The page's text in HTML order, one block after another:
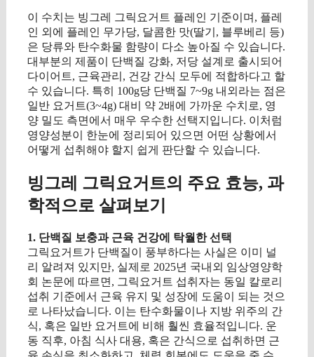
이 수치는 빙그레 그릭요거트 플레인 기준이며, 플레
인 외에 플레인 무가당, 달콤한 맛(딸기, 블루베리 등)
은 당류와 탄수화물 함량이 다소 높아질 수 있습니다.
대부분의 제품이 단백질 강화, 저당 설계로 출시되어
다이어트, 근육관리, 건강 간식 모두에 적합하다고 할
수 있습니다. 특히 100g당 단백질 7~9g 내외라는 점은
일반 요거트(3~4g) 대비 약 2배에 가까운 수치로, 영
양 밀도 측면에서 매우 우수한 선택지입니다. 이처럼
영양성분이 한눈에 정리되어 있으면 어떤 상황에서
어떻게 섭취해야 할지 쉽게 판단할 수 있습니다.
빙그레 그릭요거트의 주요 효능, 과
학적으로 살펴보기
1. 단백질 보충과 근육 건강에 탁월한 선택
그릭요거트가 단백질이 풍부하다는 사실은 이미 널
리 알려져 있지만, 실제로 2025년 국내외 임상영양학
회 논문에 따르면, 그릭요거트 섭취자는 동일 칼로리
섭취 기준에서 근육 유지 및 성장에 도움이 되는 것으
로 나타났습니다. 이는 탄수화물이나 지방 위주의 간
식, 혹은 일반 요거트에 비해 훨씬 효율적입니다. 운
동 직후, 아침 식사 대용, 혹은 간식으로 섭취하면 근